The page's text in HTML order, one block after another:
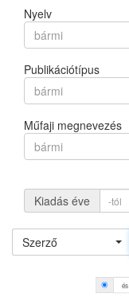
Nyelv
bármi
Publikációtípus
bármi
Műfaji megnevezés
bármi
Kiadás éve
Szerző
és